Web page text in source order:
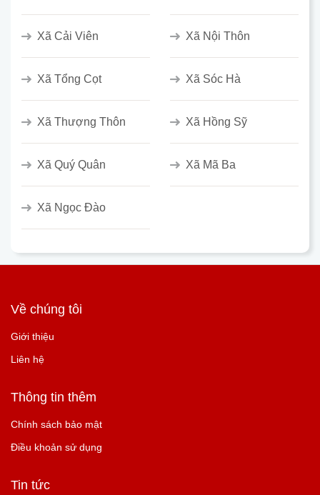
Xã Cải Viên Xã Nội Thôn
Xã Tổng Cọt Xã Sóc Hà
Xã Thượng Thôn Xã Hồng Sỹ
Xã Quý Quân Xã Mã Ba
Xã Ngọc Đào
Về chúng tôi
Giới thiệu
Liên hệ
Thông tin thêm
Chính sách bảo mật
Điều khoản sử dụng
Tin tức